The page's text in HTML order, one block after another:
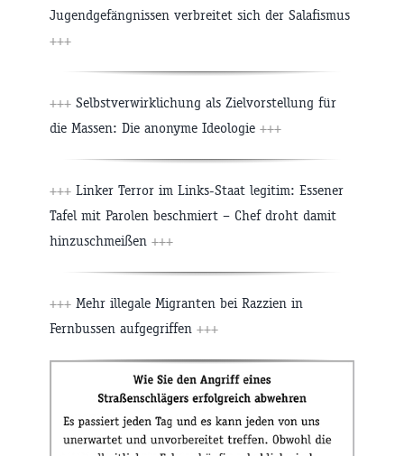
Jugendgefängnissen verbreitet sich der Salafismus
+++
+++ Selbstverwirklichung als Zielvorstellung für
die Massen: Die anonyme Ideologie +++
+++ Linker Terror im Links-Staat legitim: Essener
Tafel mit Parolen beschmiert – Chef droht damit
hinzuschmeißen +++
+++ Mehr illegale Migranten bei Razzien in
Fernbussen aufgegriffen +++